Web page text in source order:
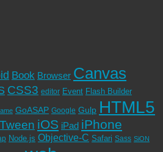
Book Browser Canvas
CSS3 editor Event Flash Builder
GoASAP Google Gulp HTML5
iOS iPad iPhone
Node.js Objective-C Safari Sass SiON